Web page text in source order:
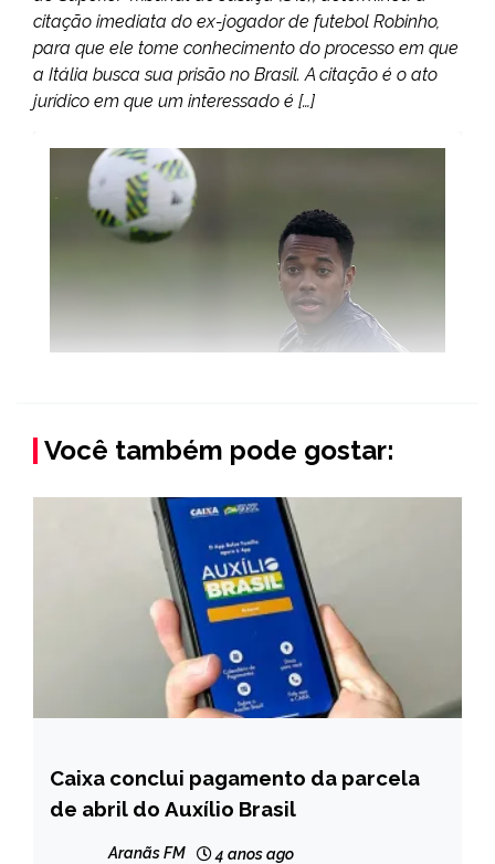
citação imediata do ex-jogador de futebol Robinho,
para que ele tome conhecimento do processo em que
a Itália busca sua prisão no Brasil. A citação é o ato
jurídico em que um interessado é […]
Você também pode gostar:
BRASIL
NOTÍCIAS
Caixa conclui pagamento da parcela
de abril do Auxílio Brasil
Aranãs FM 4 anos ago